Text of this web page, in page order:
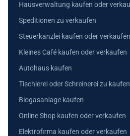
Hausverwaltung kaufen oder
Speditionen zu verkaufen
Steuerkanzlei kaufen oder verkaufen
Kleines Café kaufen oder verkaufen
Autohaus kaufen
Tischlerei oder Schreinerei zu
Biogasanlage kaufen
Online Shop kaufen oder verkaufen
Elektrofirma kaufen oder verkaufen